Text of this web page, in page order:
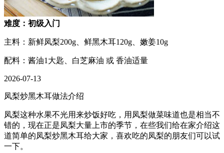
难度：初级入门
主料：新鲜凤梨200g、鲜黑木耳120g、嫩姜10g
配料：酱油1大匙、白芝麻油 或 香油适量
2026-07-13
凤梨炒黑木耳做法介绍
凤梨这种水果不光用来炒饭好吃，用凤梨做菜味道也是相当不
错的，现在正是凤梨大量上市的季节，在些我们给在家介绍这
道简单的凤梨炒黑木耳给大家，喜欢吃的凤梨的朋友们可以试
一下。